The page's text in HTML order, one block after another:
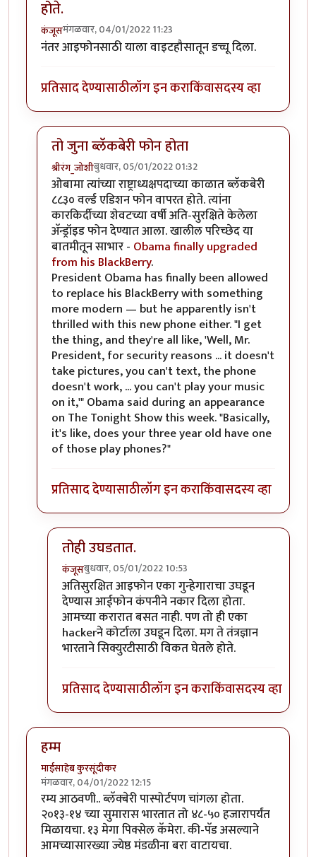
होते.
कंजूसमंगळवार, 04/01/2022 11:23
नंतर आइफोनसाठी याला वाइटहौसातून डच्चू दिला.
प्रतिसाद देण्यासाठीलॉग इन कराकिंवासदस्य व्हा
तो जुना ब्लॅकबेरी फोन होता
श्रीरंग_जोशीबुधवार, 05/01/2022 01:32
In reply toUsA मध्ये वाईट हाऊस हाच वापरत होते.
ओबामा त्यांच्या राष्ट्राध्यक्षपदाच्या काळात ब्लॅकबेरी
८८३० वर्ल्ड एडिशन फोन वापरत होते. त्यांना
कारकिर्दीच्या शेवटच्या वर्षी अति-सुरक्षिते केलेला
अ‍ॅन्ड्रॉइड फोन देण्यात आला. खालील परिच्छेद या
बातमीतून साभार - Obama finally upgraded
from his BlackBerry.
President Obama has finally been allowed
to replace his BlackBerry with something
more modern — but he apparently isn't
thrilled with this new phone either. "I get
the thing, and they're all like, 'Well, Mr.
President, for security reasons ... it doesn't
take pictures, you can't text, the phone
doesn't work, ... you can't play your music
on it,'" Obama said during an appearance
on The Tonight Show this week. "Basically,
it's like, does your three year old have one
of those play phones?"
प्रतिसाद देण्यासाठीलॉग इन कराकिंवासदस्य व्हा
तोही उघडतात.
कंजूसबुधवार, 05/01/2022 10:53
In reply toतो जुना ब्लॅकबेरी फोन होताbyश्रीरंग_जोशी
अतिसुरक्षित आइफोन एका गुन्हेगाराचा उघडून
देण्यास आईफोन कंपनीने नकार दिला होता.
आमच्या करारात बसत नाही. पण तो ही एका
hackerने कोर्टाला उघडून दिला. मग ते तंत्रज्ञान
भारताने सिक्युरटीसाठी विकत घेतले होते.
प्रतिसाद देण्यासाठीलॉग इन कराकिंवासदस्य व्हा
हम्म
माईसाहेब कुरसूंदीकर
मंगळवार, 04/01/2022 12:15
रम्य आठवणी.. ब्लॅक्बेरी पास्पोर्टपण चांगला होता.
२०१३-१४ च्या सुमारास भारतात तो ४८-५० हजारापर्यंत
मिळायचा. १३ मेगा पिक्सेल कॅमेरा. की-पॅड असल्याने
आमच्यासारख्या ज्येष्ठ मंडळीना बरा वाटायचा.